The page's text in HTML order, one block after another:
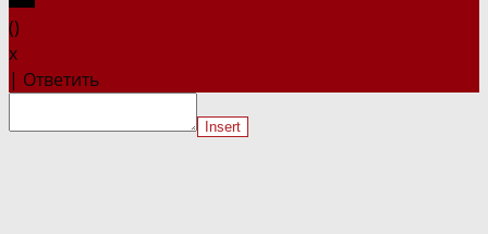
()
x
| Ответить
Insert